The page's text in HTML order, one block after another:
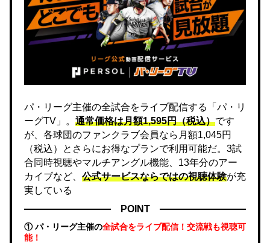
パ・リーグ主催の全試合をライブ配信する「パ・リ
ーグTV」。 通常価格は月額1,595円（税込）です
が、各球団のファンクラブ会員なら月額1,045円
（税込）とさらにお得なプランで利用可能だ。3試
合同時視聴やマルチアングル機能、13年分のアー
カイブなど、 公式サービスならではの視聴体験が充
実している
POINT
① パ・リーグ主催の全試合をライブ配信！交流戦も視聴可
能！